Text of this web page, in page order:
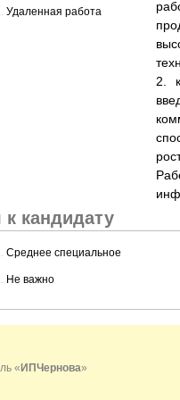
Удаленная работа
2.
к кандидату
Среднее специальное
Не важно
« ИПЧернова»